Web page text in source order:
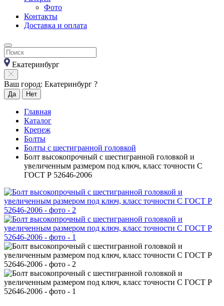
Фото
Контакты
Доставка и оплата
Екатеринбург
Ваш город: Екатеринбург ?
Да Нет
Главная
Каталог
Крепеж
Болты
Болты с шестигранной головкой
Болт высокопрочный с шестигранной головкой и
увеличенным размером под ключ, класс точности С
ГОСТ Р 52646-2006